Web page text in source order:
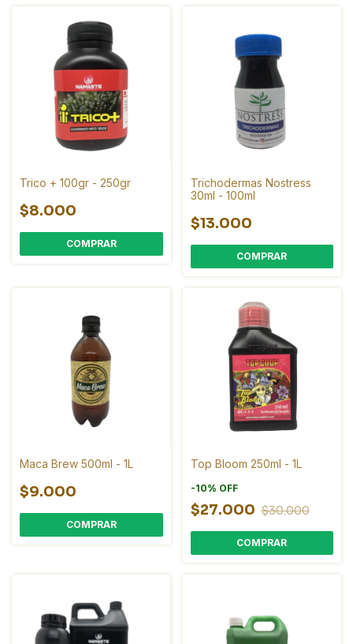
Trico + 100gr - 250gr
$8.000
COMPRAR
Trichodermas Nostress
30ml - 100ml
$13.000
COMPRAR
Maca Brew 500ml - 1L
$9.000
COMPRAR
Top Bloom 250ml - 1L
-10% OFF
$27.000 $30.000
COMPRAR